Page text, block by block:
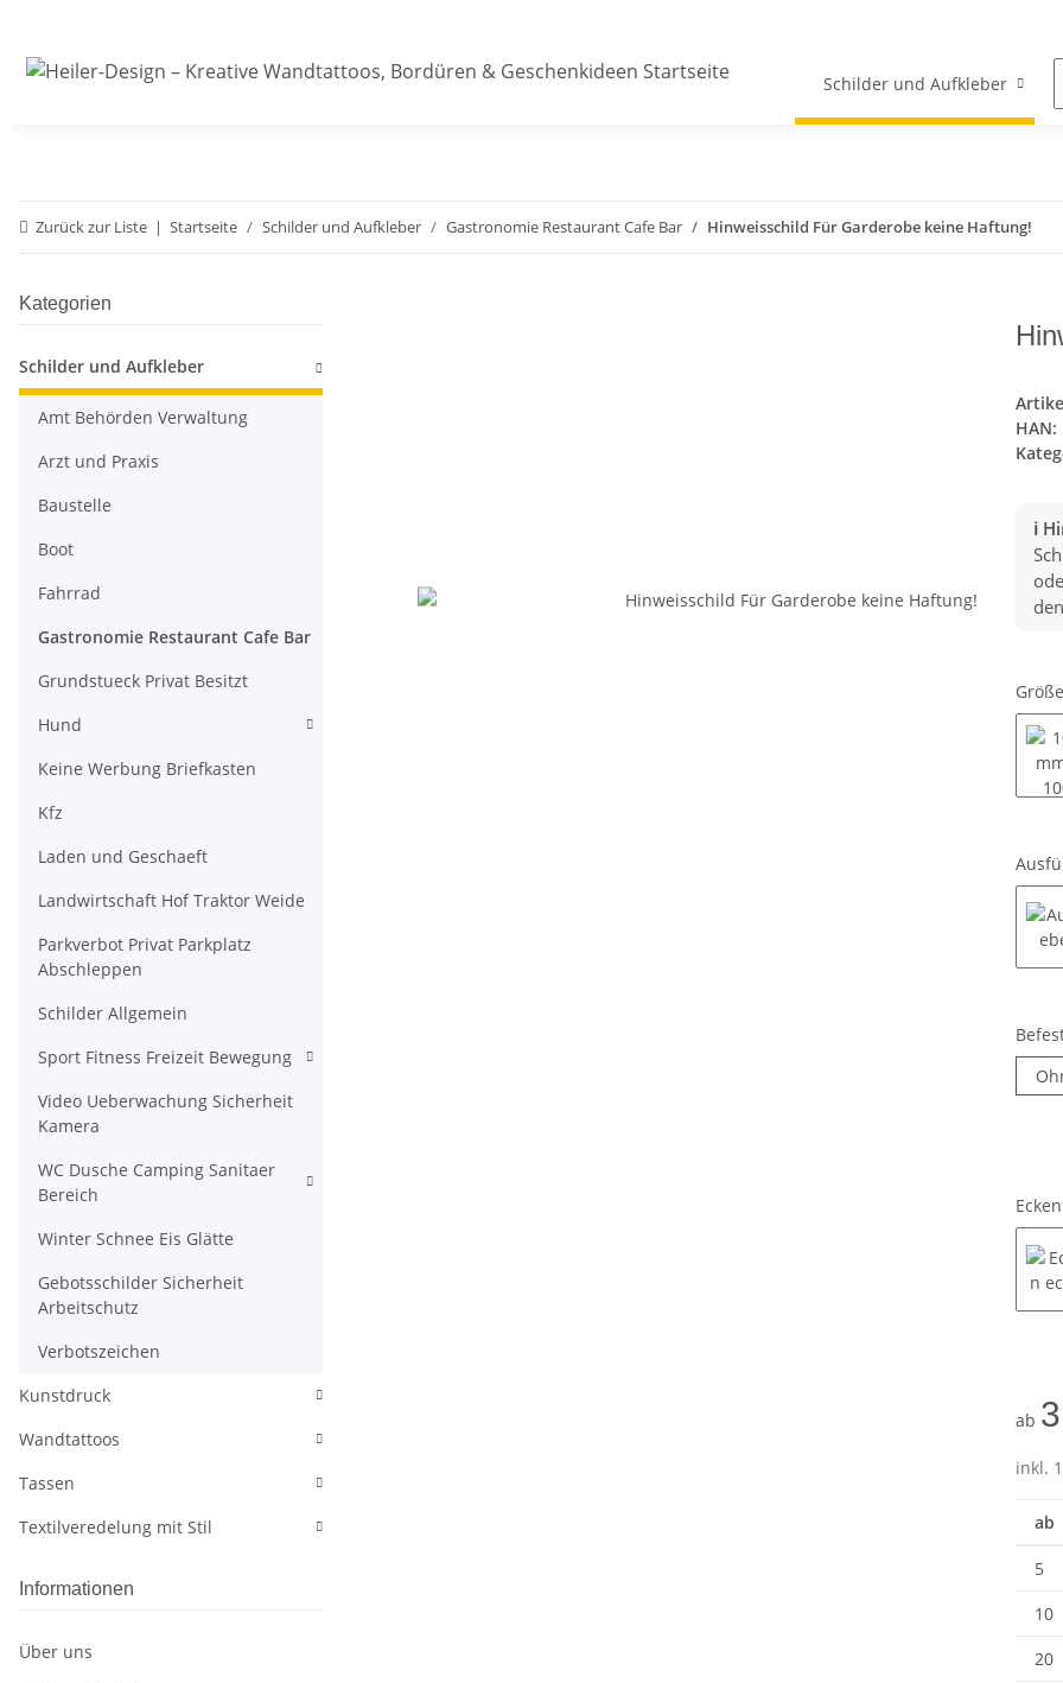
Schilder und Aufkleber
Zurück zur Liste Startseite Schilder und Aufkleber Gastronomie Restaurant Cafe Bar Hinweisschild Für Garderobe keine Haftung!
HAN:
ℹ️
Größe
Ecken
ab
inkl.
ab
5
10
20
Kategorien
Schilder und Aufkleber
Amt Behörden Verwaltung
Arzt und Praxis
Baustelle
Boot
Fahrrad
Gastronomie Restaurant Cafe Bar
Grundstueck Privat Besitzt
Hund
Keine Werbung Briefkasten
Kfz
Laden und Geschaeft
Landwirtschaft Hof Traktor Weide
Parkverbot Privat Parkplatz
Abschleppen
Schilder Allgemein
Sport Fitness Freizeit Bewegung
Video Ueberwachung Sicherheit
Kamera
WC Dusche Camping Sanitaer
Bereich
Winter Schnee Eis Glätte
Gebotsschilder Sicherheit
Arbeitschutz
Verbotszeichen
Kunstdruck
Wandtattoos
Tassen
Textilveredelung mit Stil
Informationen
Über uns